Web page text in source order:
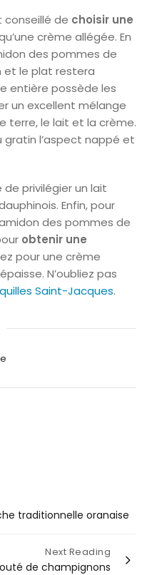
conseillé de choisir une
crème allégée. En
des pommes de
et le plat restera
entière possède les
un excellent mélange
terre, le lait et la crème.
gratin l’aspect nappé et
privilégier un lait
Enfin, pour
des pommes de
obtenir une
pour une crème
N’oubliez pas
Saint-Jacques.
traditionnelle oranaise
Next Reading
de champignons